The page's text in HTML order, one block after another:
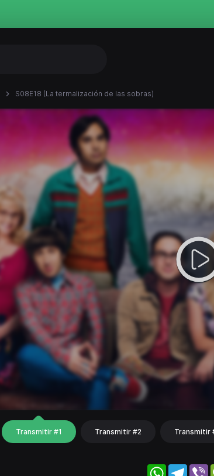
S08E18 (La termalización de las sobras)
Transmitir #1 Transmitir #2 Transmitir
WhatsApp